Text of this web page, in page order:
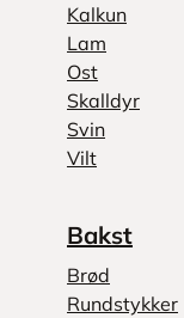
Kalkun
Lam
Ost
Skalldyr
Svin
Vilt
Bakst
Brød
Rundstykker